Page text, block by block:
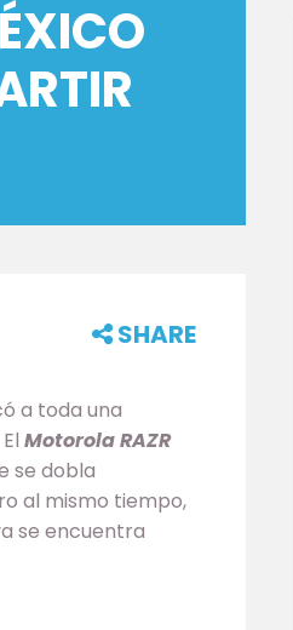
SHARE
a toda una
Motorola RAZR
se dobla
al mismo tiempo,
se encuentra